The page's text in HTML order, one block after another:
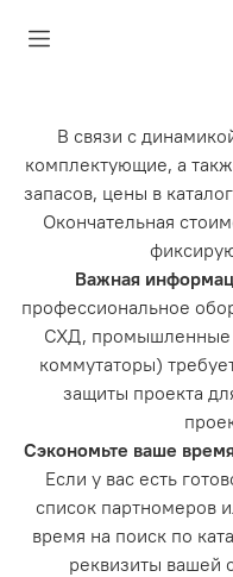
В связи с
комплектующие, а
запасов, цены в
Окончательная
Важная
профессиональное
СХД, промышленные
коммутаторы)
защиты проекта
Сэкономьте ваше
Если у вас есть
список партномеров
время на поиск по
реквизиты вашей